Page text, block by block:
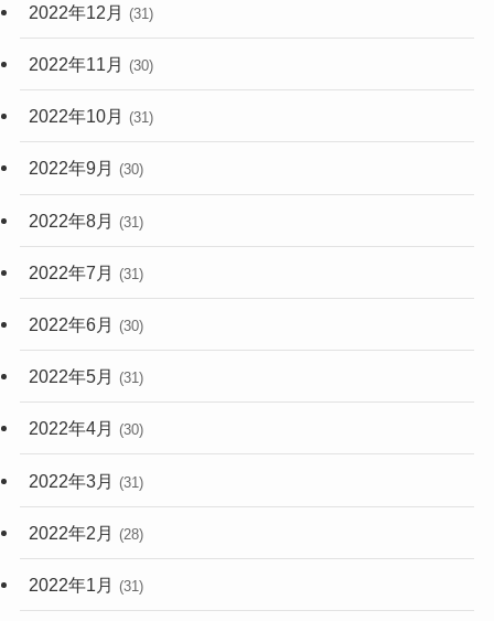
2022年12月 (31)
2022年11月 (30)
2022年10月 (31)
2022年9月 (30)
2022年8月 (31)
2022年7月 (31)
2022年6月 (30)
2022年5月 (31)
2022年4月 (30)
2022年3月 (31)
2022年2月 (28)
2022年1月 (31)